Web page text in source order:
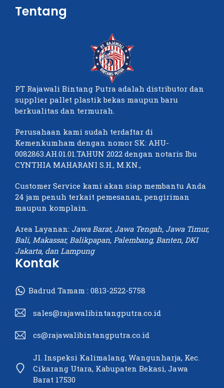
Tentang
PT Rajawali Bintang Putra adalah distributor dan
supplier pallet plastik bekas maupun baru
berkualitas dan termurah.
Perusahaan kami sudah terdaftar di
Kemenkumham dengan nomor SK: AHU-
0082863.AH.01.01.TAHUN 2022 dengan notaris Ibu
CYNTHIA MAHARANI S.H., M.KN.,
Customer Service kami akan siap membantu Anda
24 jam penuh terkait pemesanan, pengiriman
maupun komplain.
Area Layanan: Jawa Barat, Jawa Tengah, Jawa Timur,
Bali, Makassar, Balikpapan, Palembang, Banten, DKI
Jakarta, dan Lampung
Kontak
Badrud Tamam : 0813-2522-5758
sales@rajawalibintangputra.co.id
cs@rajawalibintangputra.co.id
Jl. Inspeksi Kalimalang, Wangunharja, Kec.
Cikarang Utara, Kabupaten Bekasi, Jawa
Barat 17530